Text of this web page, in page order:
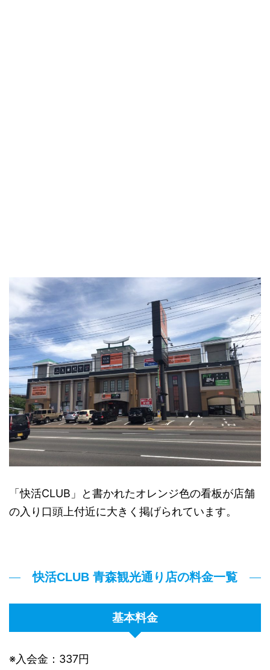
「快活CLUB」と書かれたオレンジ色の看板が店舗
の入り口頭上付近に大きく掲げられています。
快活CLUB 青森観光通り店の料金一覧
基本料金
※入会金：337円